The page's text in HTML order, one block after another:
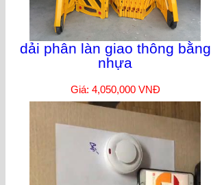
dải phân làn giao thông bằng
nhựa
Giá: 4,050,000 VNĐ